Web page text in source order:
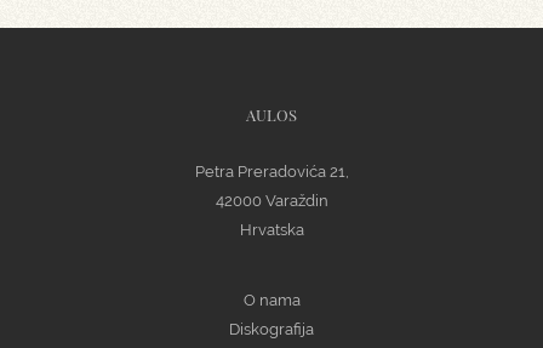
AULOS
Petra Preradovića 21,
42000 Varaždin
Hrvatska
O nama
Diskografija